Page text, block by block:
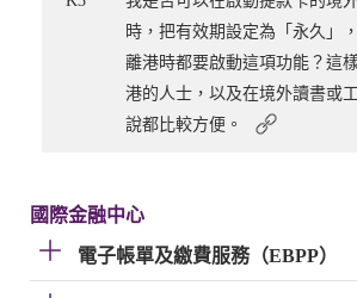
時，把有效期設定為「永久」
離港時都要啟動這項功能？這
港的人士，以及在境外讀書或
說都比較方便。
國際金融中心
電子帳單及繳費服務（EBPP）